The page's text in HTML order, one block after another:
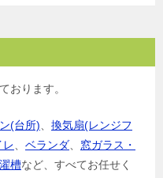
おります。
(台所)
換気扇(レンジフ
レ ベランダ
窓ガラス・
槽など、すべてお任せく